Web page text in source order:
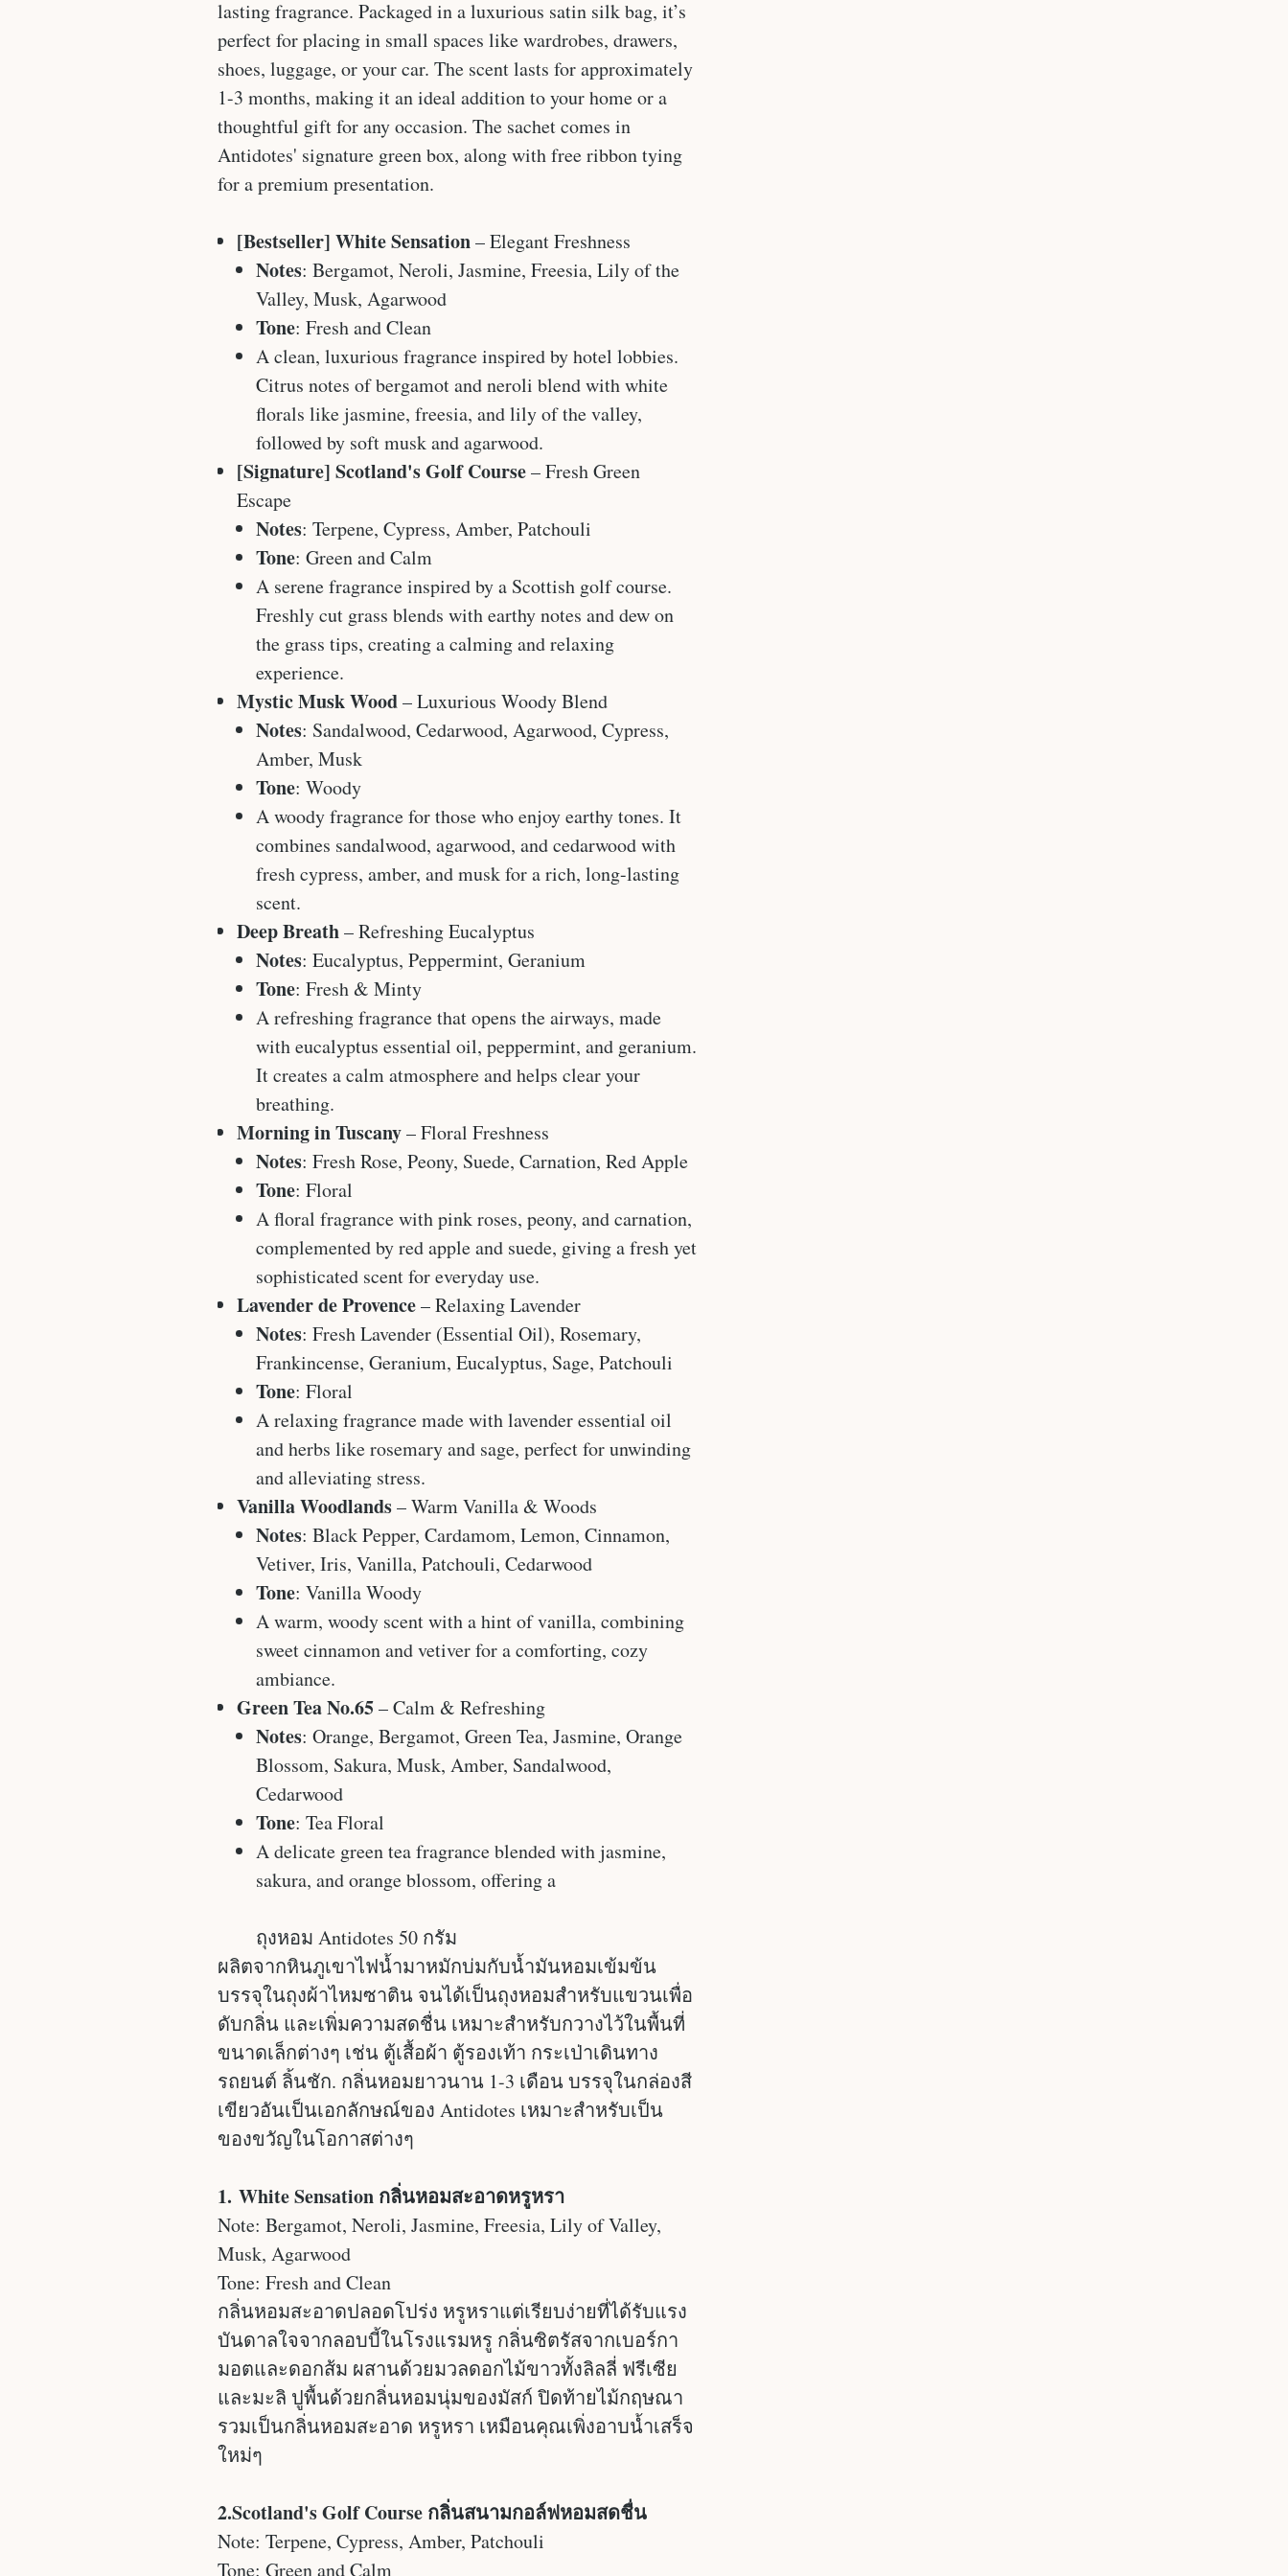
lasting fragrance. Packaged in a luxurious satin silk bag, it’s
perfect for placing in small spaces like wardrobes, drawers,
shoes, luggage, or your car. The scent lasts for approximately
1-3 months, making it an ideal addition to your home or a
thoughtful gift for any occasion. The sachet comes in
Antidotes' signature green box, along with free ribbon tying
for a premium presentation.
[Bestseller] White Sensation– Elegant Freshness
Notes: Bergamot, Neroli, Jasmine, Freesia, Lily of the
Valley, Musk, Agarwood
Tone: Fresh and Clean
A clean, luxurious fragrance inspired by hotel lobbies.
Citrus notes of bergamot and neroli blend with white
florals like jasmine, freesia, and lily of the valley,
followed by soft musk and agarwood.
[Signature] Scotland's Golf Course– Fresh Green
Escape
Notes: Terpene, Cypress, Amber, Patchouli
Tone: Green and Calm
A serene fragrance inspired by a Scottish golf course.
Freshly cut grass blends with earthy notes and dew on
the grass tips, creating a calming and relaxing
experience.
Mystic Musk Wood– Luxurious Woody Blend
Notes: Sandalwood, Cedarwood, Agarwood, Cypress,
Amber, Musk
Tone: Woody
A woody fragrance for those who enjoy earthy tones. It
combines sandalwood, agarwood, and cedarwood with
fresh cypress, amber, and musk for a rich, long-lasting
scent.
Deep Breath– Refreshing Eucalyptus
Notes: Eucalyptus, Peppermint, Geranium
Tone: Fresh & Minty
A refreshing fragrance that opens the airways, made
with eucalyptus essential oil, peppermint, and geranium.
It creates a calm atmosphere and helps clear your
breathing.
Morning in Tuscany– Floral Freshness
Notes: Fresh Rose, Peony, Suede, Carnation, Red Apple
Tone: Floral
A floral fragrance with pink roses, peony, and carnation,
complemented by red apple and suede, giving a fresh yet
sophisticated scent for everyday use.
Lavender de Provence– Relaxing Lavender
Notes: Fresh Lavender (Essential Oil), Rosemary,
Frankincense, Geranium, Eucalyptus, Sage, Patchouli
Tone: Floral
A relaxing fragrance made with lavender essential oil
and herbs like rosemary and sage, perfect for unwinding
and alleviating stress.
Vanilla Woodlands– Warm Vanilla & Woods
Notes: Black Pepper, Cardamom, Lemon, Cinnamon,
Vetiver, Iris, Vanilla, Patchouli, Cedarwood
Tone: Vanilla Woody
A warm, woody scent with a hint of vanilla, combining
sweet cinnamon and vetiver for a comforting, cozy
ambiance.
Green Tea No.65– Calm & Refreshing
Notes: Orange, Bergamot, Green Tea, Jasmine, Orange
Blossom, Sakura, Musk, Amber, Sandalwood,
Cedarwood
Tone: Tea Floral
A delicate green tea fragrance blended with jasmine,
sakura, and orange blossom, offering a
ถุงหอม Antidotes 50 กรัม
ผลิตจากหินภูเขาไฟน้ำมาหมักบ่มกับน้ำมันหอมเข้มข้น
บรรจุในถุงผ้าไหมซาติน จนได้เป็นถุงหอมสำหรับแขวนเพื่อ
ดับกลิ่น และเพิ่มความสดชื่น เหมาะสำหรับกวางไว้ในพื้นที่
ขนาดเล็กต่างๆ เช่น ตู้เสื้อผ้า ตู้รองเท้า กระเป่าเดินทาง
รถยนต์ ลิ้นชัก. กลิ่นหอมยาวนาน 1-3 เดือน บรรจุในกล่องสี
เขียวอันเป็นเอกลักษณ์ของ Antidotes เหมาะสำหรับเป็น
ของขวัญในโอกาสต่างๆ
1. White Sensation กลิ่นหอมสะอาดหรูหรา
Note: Bergamot, Neroli, Jasmine, Freesia, Lily of Valley,
Musk, Agarwood
Tone: Fresh and Clean
กลิ่นหอมสะอาดปลอดโปร่ง หรูหราแต่เรียบง่ายที่ได้รับแรง
บันดาลใจจากลอบบี้ในโรงแรมหรู กลิ่นซิตรัสจากเบอร์กา
มอตและดอกส้ม ผสานด้วยมวลดอกไม้ขาวทั้งลิลลี่ ฟรีเซีย
และมะลิ ปูพื้นด้วยกลิ่นหอมนุ่มของมัสก์ ปิดท้ายไม้กฤษณา
รวมเป็นกลิ่นหอมสะอาด หรูหรา เหมือนคุณเพิ่งอาบน้ำเสร็จ
ใหม่ๆ
2.Scotland's Golf Course กลิ่นสนามกอล์ฟหอมสดชื่น
Note: Terpene, Cypress, Amber, Patchouli
Tone: Green and Calm